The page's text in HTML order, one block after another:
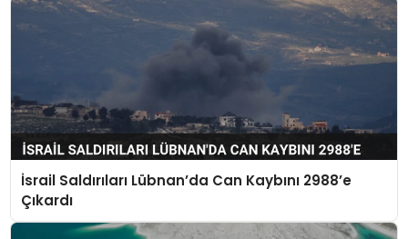
İsrail Saldırıları Lübnan’da Can Kaybını 2988’e
Çıkardı